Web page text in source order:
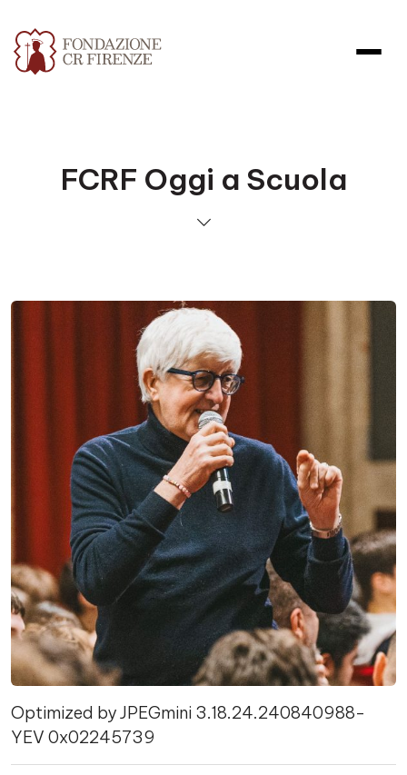
FCRF Oggi a Scuola
Optimized by JPEGmini 3.18.24.240840988-
YEV 0x02245739